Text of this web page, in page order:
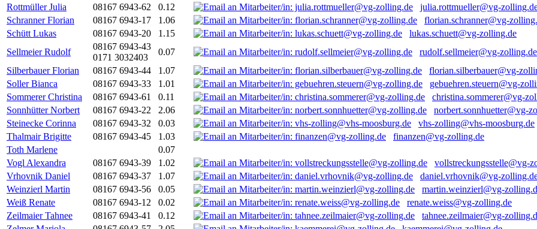
Rottmüller Julia
08167 6943-62 0.12
julia.rottmueller@vg-
Schranner Florian
08167 6943-17 1.06
florian.schranner@vg-
Schütt Lukas
08167 6943-20 1.15
lukas.schuett@vg-zolling.de
Sellmeier Rudolf
08167 6943-43
0171 3032403
0.07
rudolf.sellmeier@vg-zolling.de
Silberbauer Florian
08167 6943-44 1.07
florian.silberbauer@vg-
Soller Bianca
08167 6943-33 1.01
gebuehren.steuern@vg-
Sommerer Christina
08167 6943-61 0.11
christina.sommerer@vg-
Sonnhütter Norbert
08167 6943-22 2.06
norbert.sonnhuetter@vg-
Steinecke Corinna
08167 6943-32 0.03
vhs-zolling@vhs-moosburg.de
Thalmair Brigitte
08167 6943-45 1.03
finanzen@vg-zolling.de
Toth Marlene
0.07
Vogl Alexandra
08167 6943-39 1.02
vollstreckungsstelle@vg-
Vrhovnik Daniel
08167 6943-37 1.07
daniel.vrhovnik@vg-
Weinzierl Martin
08167 6943-56 0.05
martin.weinzierl@vg-
Weiß Renate
08167 6943-12 0.02
renate.weiss@vg-zolling.de
Zeilmaier Tahnee
08167 6943-41 0.12
tahnee.zeilmaier@vg-